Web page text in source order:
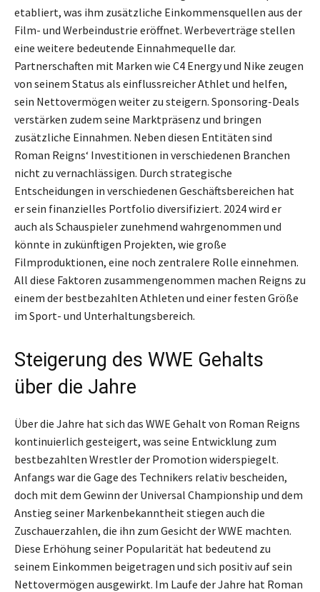
etabliert, was ihm zusätzliche Einkommensquellen aus der
Film- und Werbeindustrie eröffnet. Werbeverträge stellen
eine weitere bedeutende Einnahmequelle dar.
Partnerschaften mit Marken wie C4 Energy und Nike zeugen
von seinem Status als einflussreicher Athlet und helfen,
sein Nettovermögen weiter zu steigern. Sponsoring-Deals
verstärken zudem seine Marktpräsenz und bringen
zusätzliche Einnahmen. Neben diesen Entitäten sind
Roman Reigns‘ Investitionen in verschiedenen Branchen
nicht zu vernachlässigen. Durch strategische
Entscheidungen in verschiedenen Geschäftsbereichen hat
er sein finanzielles Portfolio diversifiziert. 2024 wird er
auch als Schauspieler zunehmend wahrgenommen und
könnte in zukünftigen Projekten, wie große
Filmproduktionen, eine noch zentralere Rolle einnehmen.
All diese Faktoren zusammengenommen machen Reigns zu
einem der bestbezahlten Athleten und einer festen Größe
im Sport- und Unterhaltungsbereich.
Steigerung des WWE Gehalts
über die Jahre
Über die Jahre hat sich das WWE Gehalt von Roman Reigns
kontinuierlich gesteigert, was seine Entwicklung zum
bestbezahlten Wrestler der Promotion widerspiegelt.
Anfangs war die Gage des Technikers relativ bescheiden,
doch mit dem Gewinn der Universal Championship und dem
Anstieg seiner Markenbekanntheit stiegen auch die
Zuschauerzahlen, die ihn zum Gesicht der WWE machten.
Diese Erhöhung seiner Popularität hat bedeutend zu
seinem Einkommen beigetragen und sich positiv auf sein
Nettovermögen ausgewirkt. Im Laufe der Jahre hat Roman